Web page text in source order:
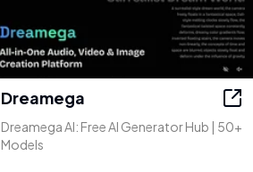
Dreamega
Dreamega AI: Free AI Generator Hub | 50+
Models